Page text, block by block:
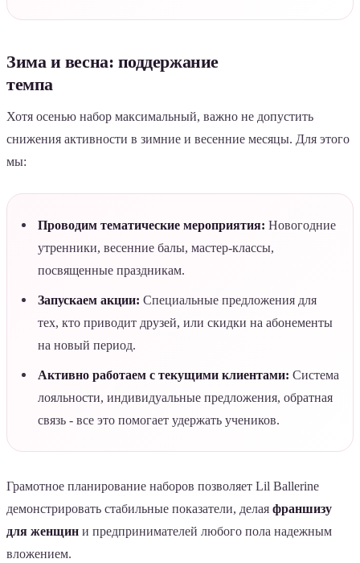
Зима и весна: поддержание
темпа
Хотя осенью набор максимальный, важно не допустить
снижения активности в зимние и весенние месяцы. Для этого
мы:
Проводим тематические мероприятия: Новогодние
утренники, весенние балы, мастер-классы,
посвященные праздникам.
Запускаем акции: Специальные предложения для
тех, кто приводит друзей, или скидки на абонементы
на новый период.
Активно работаем с текущими клиентами: Система
лояльности, индивидуальные предложения, обратная
связь - все это помогает удержать учеников.
Грамотное планирование наборов позволяет Lil Ballerine
демонстрировать стабильные показатели, делая франшизу
для женщин и предпринимателей любого пола надежным
вложением.